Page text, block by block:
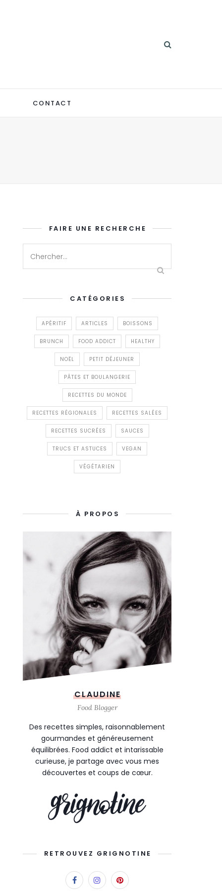
CONTACT
FAIRE UNE RECHERCHE
CATÉGORIES
APÉRITIF ARTICLES BOISSONS
BRUNCH FOOD ADDICT HEALTHY
NOËL PETIT DÉJEUNER
PÂTES ET BOULANGERIE
RECETTES DU MONDE
RECETTES RÉGIONALES RECETTES SALÉES
RECETTES SUCRÉES SAUCES
TRUCS ET ASTUCES VEGAN
VÉGÉTARIEN
À PROPOS
CLAUDINE
Food Blogger
Des recettes simples, raisonnablement
gourmandes et généreusement
équilibrées. Food addict et intarissable
curieuse, je partage avec vous mes
découvertes et coups de cœur.
RETROUVEZ GRIGNOTINE